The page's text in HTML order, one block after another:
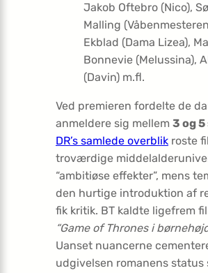
Jakob Oftebro (Nico),
Malling
Ekblad (Dama Lizea),
Bonnevie (Melussina),
(Davin) m.fl.
Ved premieren fordelte de
anmeldere sig mellem 3 og
DR’s samlede overblik roste
troværdige
“ambitiøse effekter”, mens
den hurtige introduktion af
fik kritik. BT kaldte ligefrem
“Game of Thrones i
Uanset nuancerne
udgivelsen romanens status